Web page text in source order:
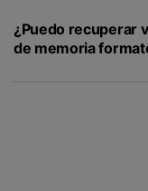
¿Puedo recuperar
de memoria